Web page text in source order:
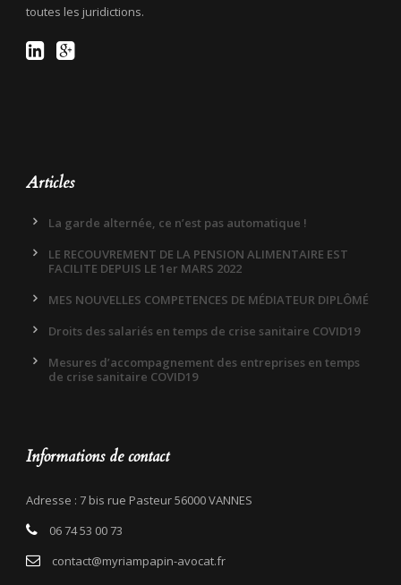
toutes les juridictions.
Articles
La garde alternée, ce n’est pas automatique !
LE RECOUVREMENT DE LA PENSION ALIMENTAIRE EST
FACILITE DEPUIS LE 1er MARS 2022
MES NOUVELLES COMPETENCES DE MÉDIATEUR DIPLÔMÉ
Droits des salariés en temps de crise sanitaire COVID19
Mesures d’accompagnement des entreprises en temps
de crise sanitaire COVID19
Informations de contact
Adresse : 7 bis rue Pasteur 56000 VANNES
06 74 53 00 73
contact@myriampapin-avocat.fr